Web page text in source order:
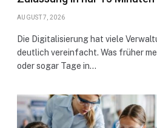
AUGUST 7, 2026
Die Digitalisierung hat viele
deutlich vereinfacht. Was früher
oder sogar Tage in…